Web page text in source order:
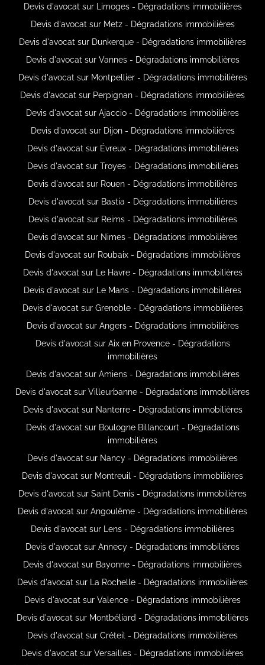
Devis d'avocat sur Limoges - Dégradations immobilières
Devis d'avocat sur Metz - Dégradations immobilières
Devis d'avocat sur Dunkerque - Dégradations immobilières
Devis d'avocat sur Vannes - Dégradations immobilières
Devis d'avocat sur Montpellier - Dégradations immobilières
Devis d'avocat sur Perpignan - Dégradations immobilières
Devis d'avocat sur Ajaccio - Dégradations immobilières
Devis d'avocat sur Dijon - Dégradations immobilières
Devis d'avocat sur Évreux - Dégradations immobilières
Devis d'avocat sur Troyes - Dégradations immobilières
Devis d'avocat sur Rouen - Dégradations immobilières
Devis d'avocat sur Bastia - Dégradations immobilières
Devis d'avocat sur Reims - Dégradations immobilières
Devis d'avocat sur Nimes - Dégradations immobilières
Devis d'avocat sur Roubaix - Dégradations immobilières
Devis d'avocat sur Le Havre - Dégradations immobilières
Devis d'avocat sur Le Mans - Dégradations immobilières
Devis d'avocat sur Grenoble - Dégradations immobilières
Devis d'avocat sur Angers - Dégradations immobilières
Devis d'avocat sur Aix en Provence - Dégradations
immobilières
Devis d'avocat sur Amiens - Dégradations immobilières
Devis d'avocat sur Villeurbanne - Dégradations immobilières
Devis d'avocat sur Nanterre - Dégradations immobilières
Devis d'avocat sur Boulogne Billancourt - Dégradations
immobilières
Devis d'avocat sur Nancy - Dégradations immobilières
Devis d'avocat sur Montreuil - Dégradations immobilières
Devis d'avocat sur Saint Denis - Dégradations immobilières
Devis d'avocat sur Angoulême - Dégradations immobilières
Devis d'avocat sur Lens - Dégradations immobilières
Devis d'avocat sur Annecy - Dégradations immobilières
Devis d'avocat sur Bayonne - Dégradations immobilières
Devis d'avocat sur La Rochelle - Dégradations immobilières
Devis d'avocat sur Valence - Dégradations immobilières
Devis d'avocat sur Montbéliard - Dégradations immobilières
Devis d'avocat sur Créteil - Dégradations immobilières
Devis d'avocat sur Versailles - Dégradations immobilières